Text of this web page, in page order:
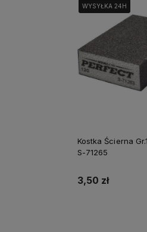
WYSYŁKA 24H
WYSYŁKA 24H
Kostka Ścierna
S-71265
3,50 zł